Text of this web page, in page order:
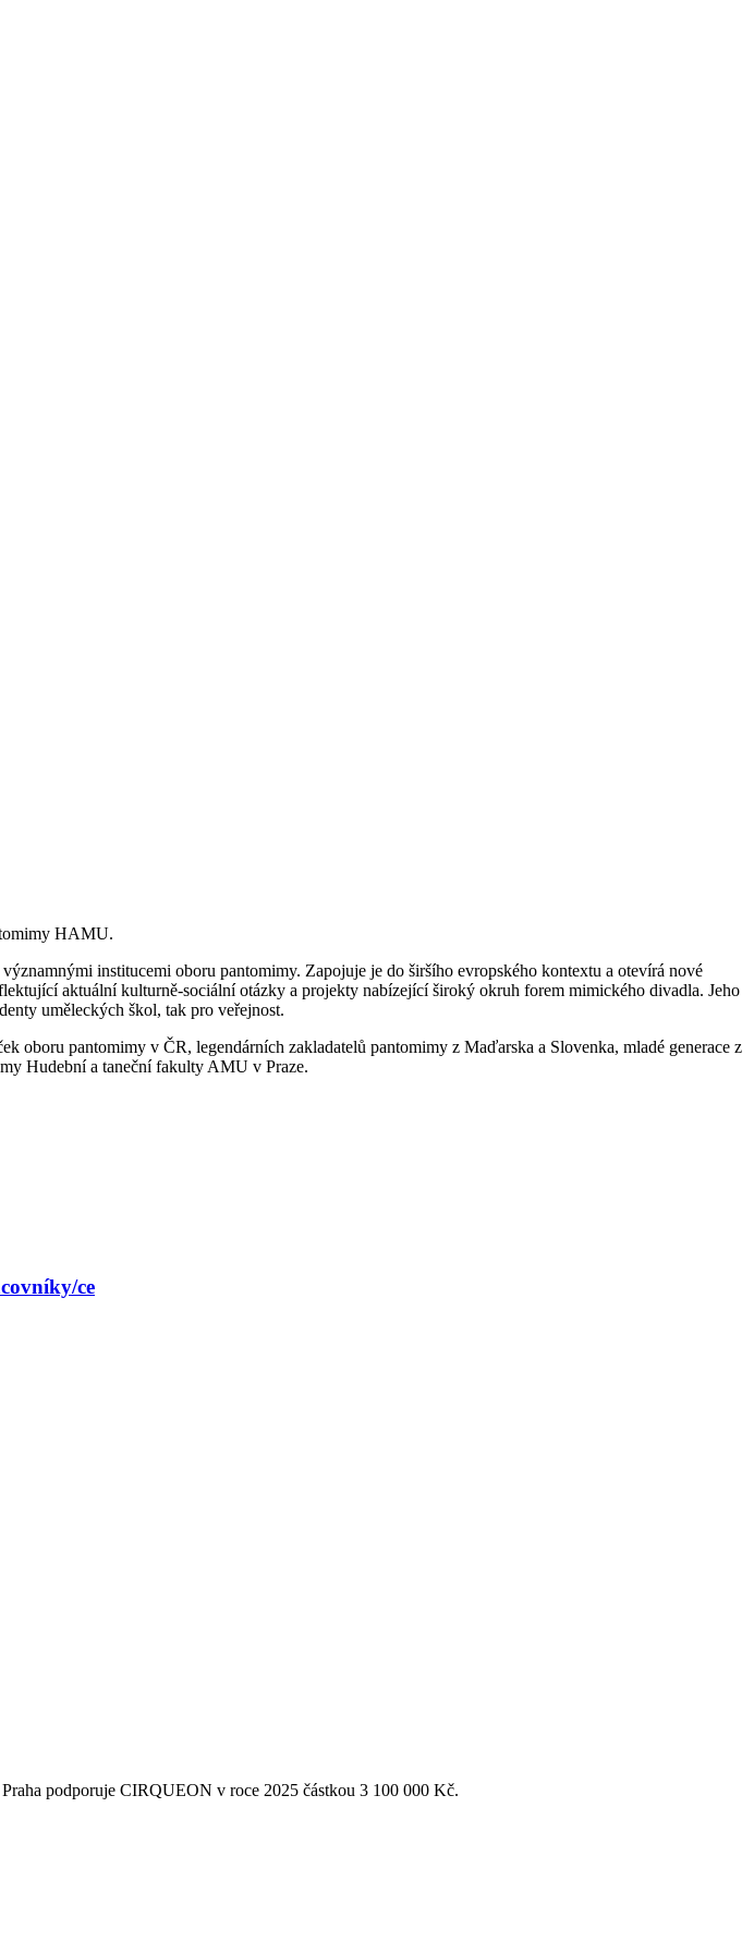
HAMU.
institucemi oboru pantomimy. Zapojuje je do širšího evropského kontextu a otevírá nové
aktuální kulturně-sociální otázky a projekty nabízející široký okruh forem mimického divadla. Jeho
uměleckých škol, tak pro veřejnost.
oboru pantomimy v ČR, legendárních zakladatelů pantomimy z Maďarska a Slovenka, mladé generace z
Hudební a taneční fakulty AMU v Praze.
ce
podporuje CIRQUEON v roce 2025 částkou 3 100 000 Kč.